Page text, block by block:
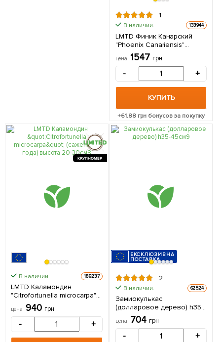
1
В наличии. 133944
LMTD Финик Канарский
"Phoenix Canariensis"
(высота 40-60см) из
Нидерландов 1 саженец в
цена 1547 грн
- +
КУПИТЬ
+61.88грн бонусов за покупку
КРУПНОМЕР
В наличии. 189237
LMTD Каламондин
"Citrofortunella microcarpa"
(саженец 2 года) высота
20-30см из Нидерландов 1
саженец в упаковке
(комнатный)
цена 940 грн
- +
ЕКСКЛЮЗИВНА
ПОСТАВКА
2
В наличии. 62524
Замиокулькас
(долларовое дерево) h35-
45см 1 саженец в упаковке
(комнатный) Нидерланды
цена 704 грн
- +